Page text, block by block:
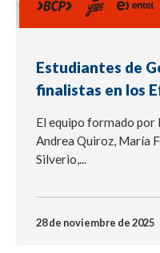
Estudiantes de
finalistas en los
El equipo formado por
Andrea Quiroz, María
Silverio,...
28 de noviembre de 2025